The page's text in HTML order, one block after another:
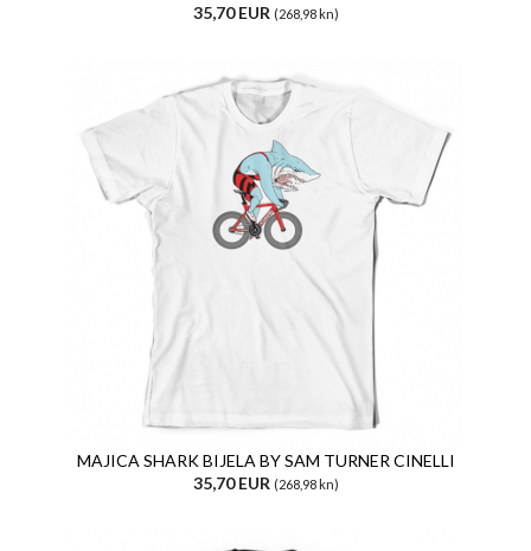
35,70 EUR (268,98 kn)
MAJICA SHARK BIJELA BY SAM TURNER CINELLI
35,70 EUR (268,98 kn)